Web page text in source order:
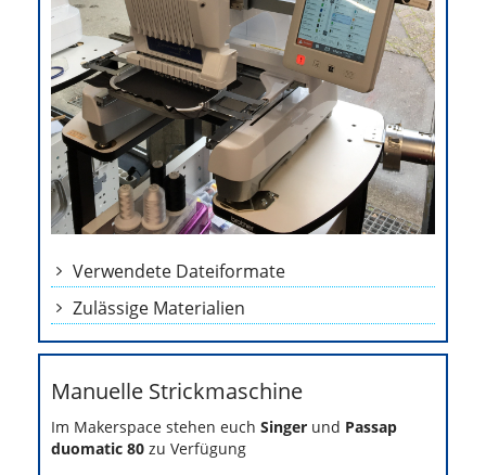
Verwendete Dateiformate
Zulässige Materialien
Manuelle Strickmaschine
Im Makerspace stehen euch Singer und Passap
duomatic 80 zu Verfügung